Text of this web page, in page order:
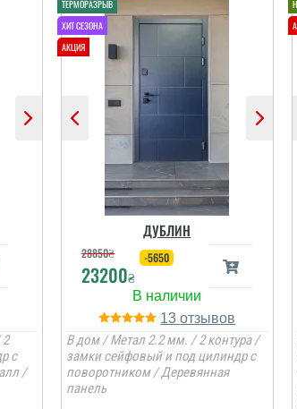
с
/
ДУБЛИН
28850₴
23200₴
-5650
13
В дом / Метал 2.2 мм. / 2 контура /
замки сейфовый и под цилиндр с
поворотником / Деревянная
панель